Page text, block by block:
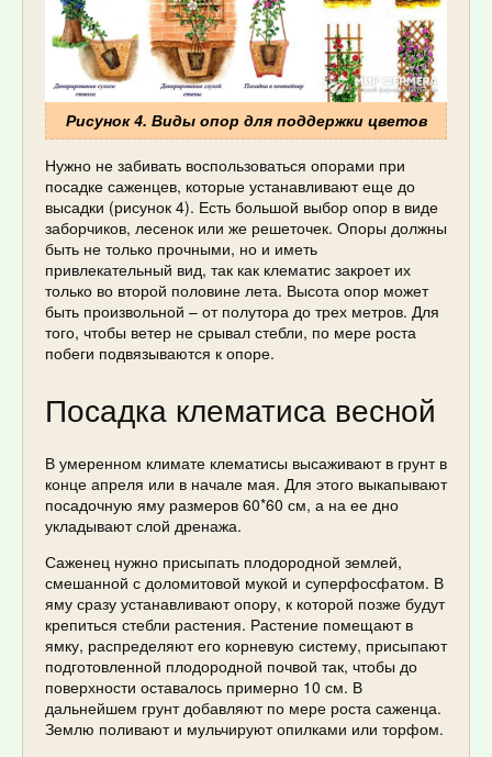
Рисунок 4. Виды опор для поддержки цветов
Нужно не забивать воспользоваться опорами при
посадке саженцев, которые устанавливают еще до
высадки (рисунок 4). Есть большой выбор опор в виде
заборчиков, лесенок или же решеточек. Опоры должны
быть не только прочными, но и иметь
привлекательный вид, так как клематис закроет их
только во второй половине лета. Высота опор может
быть произвольной – от полутора до трех метров. Для
того, чтобы ветер не срывал стебли, по мере роста
побеги подвязываются к опоре.
Посадка клематиса весной
В умеренном климате клематисы высаживают в грунт в
конце апреля или в начале мая. Для этого выкапывают
посадочную яму размеров 60*60 см, а на ее дно
укладывают слой дренажа.
Саженец нужно присыпать плодородной землей,
смешанной с доломитовой мукой и суперфосфатом. В
яму сразу устанавливают опору, к которой позже будут
крепиться стебли растения. Растение помещают в
ямку, распределяют его корневую систему, присыпают
подготовленной плодородной почвой так, чтобы до
поверхности оставалось примерно 10 см. В
дальнейшем грунт добавляют по мере роста саженца.
Землю поливают и мульчируют опилками или торфом.